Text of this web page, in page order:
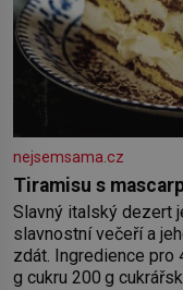
nejsemsama.cz
Tiramisu s
Slavný italský dezert
slavnostní večeří a
zdát. Ingredience pro 4 osoby: 250 g
g cukru 200 g cukrářských piškotů 250 ml silné kávy 2 lžíce